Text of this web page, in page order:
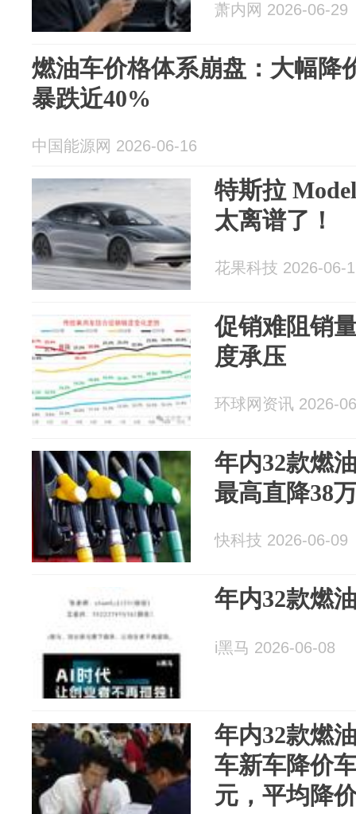
萧内网 2026-06-29
燃油车价格体系崩盘：大幅降
暴跌近40%
中国能源网 2026-06-16
特斯拉
太离谱了！
花果科技 2026-06-
促销难阻销
度承压
环球网资讯 2026-
年内32款燃
最高直降38
快科技 2026-06-09
年内32款燃
i黑马 2026-06-08
年内32款燃
车新车降价
元，平均降